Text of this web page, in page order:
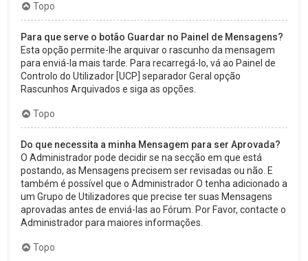
Topo
Para que serve o botão Guardar no Painel de Mensagens?
Esta opção permite-lhe arquivar o rascunho da mensagem
para enviá-la mais tarde. Para recarregá-lo, vá ao Painel de
Controlo do Utilizador [UCP] separador Geral opção
Rascunhos Arquivados e siga as opções.
Topo
Do que necessita a minha Mensagem para ser Aprovada?
O Administrador pode decidir se na secção em que está
postando, as Mensagens precisem ser revisadas ou não. E
também é possível que o Administrador O tenha adicionado a
um Grupo de Utilizadores que precise ter suas Mensagens
aprovadas antes de enviá-las ao Fórum. Por Favor, contacte o
Administrador para maiores informações.
Topo